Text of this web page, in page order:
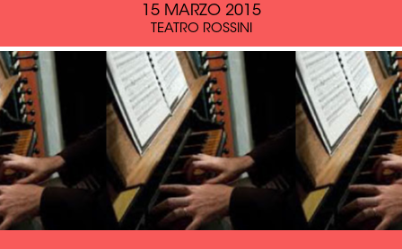
15 MARZO 2015
TEATRO ROSSINI